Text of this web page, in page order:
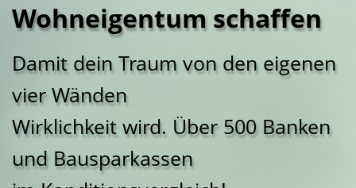
Wohneigentum schaffen
Damit dein Traum von den eigenen
vier Wänden
Wirklichkeit wird. Über 500 Banken
und Bausparkassen